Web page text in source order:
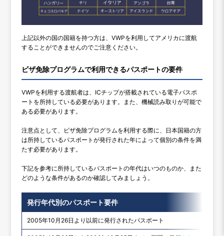
上記以外の国の国籍を持つ方は、VWPを利用してアメリカに渡航
することができませんのでご注意ください。
ビザ免除プログラムで利用できるパスポートの要件
VWPを利用する渡航者は、ICチップが搭載されている電子パスポ
ートを所持している必要があります。また、機械読み取りが可能で
ある必要があります。
注意点として、ビザ免除プログラムを利用する際に、日本国籍の方
は所持しているパスポートが発行された年によって個別の条件を満
たす必要があります。
下記を参考に所持しているパスポートの年代はいつのものか、また
どのような条件があるのか確認してみましょう。
発行年代別のパスポート要件
2005年10月26日より以前に発行されたパスポート